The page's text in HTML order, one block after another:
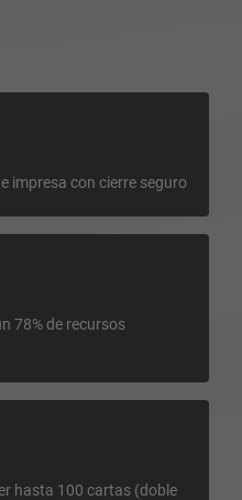
impresa con cierre seguro
78% de recursos
hasta 100 cartas (doble